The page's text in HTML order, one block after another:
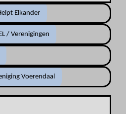
Elkander
/ Verenigingen
Voerendaal